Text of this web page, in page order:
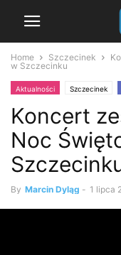
Home Szczecinek
w Szczecinku
Aktualności Szczecinek
Koncert
Noc
By Marcin Dyląg - 1 lipca